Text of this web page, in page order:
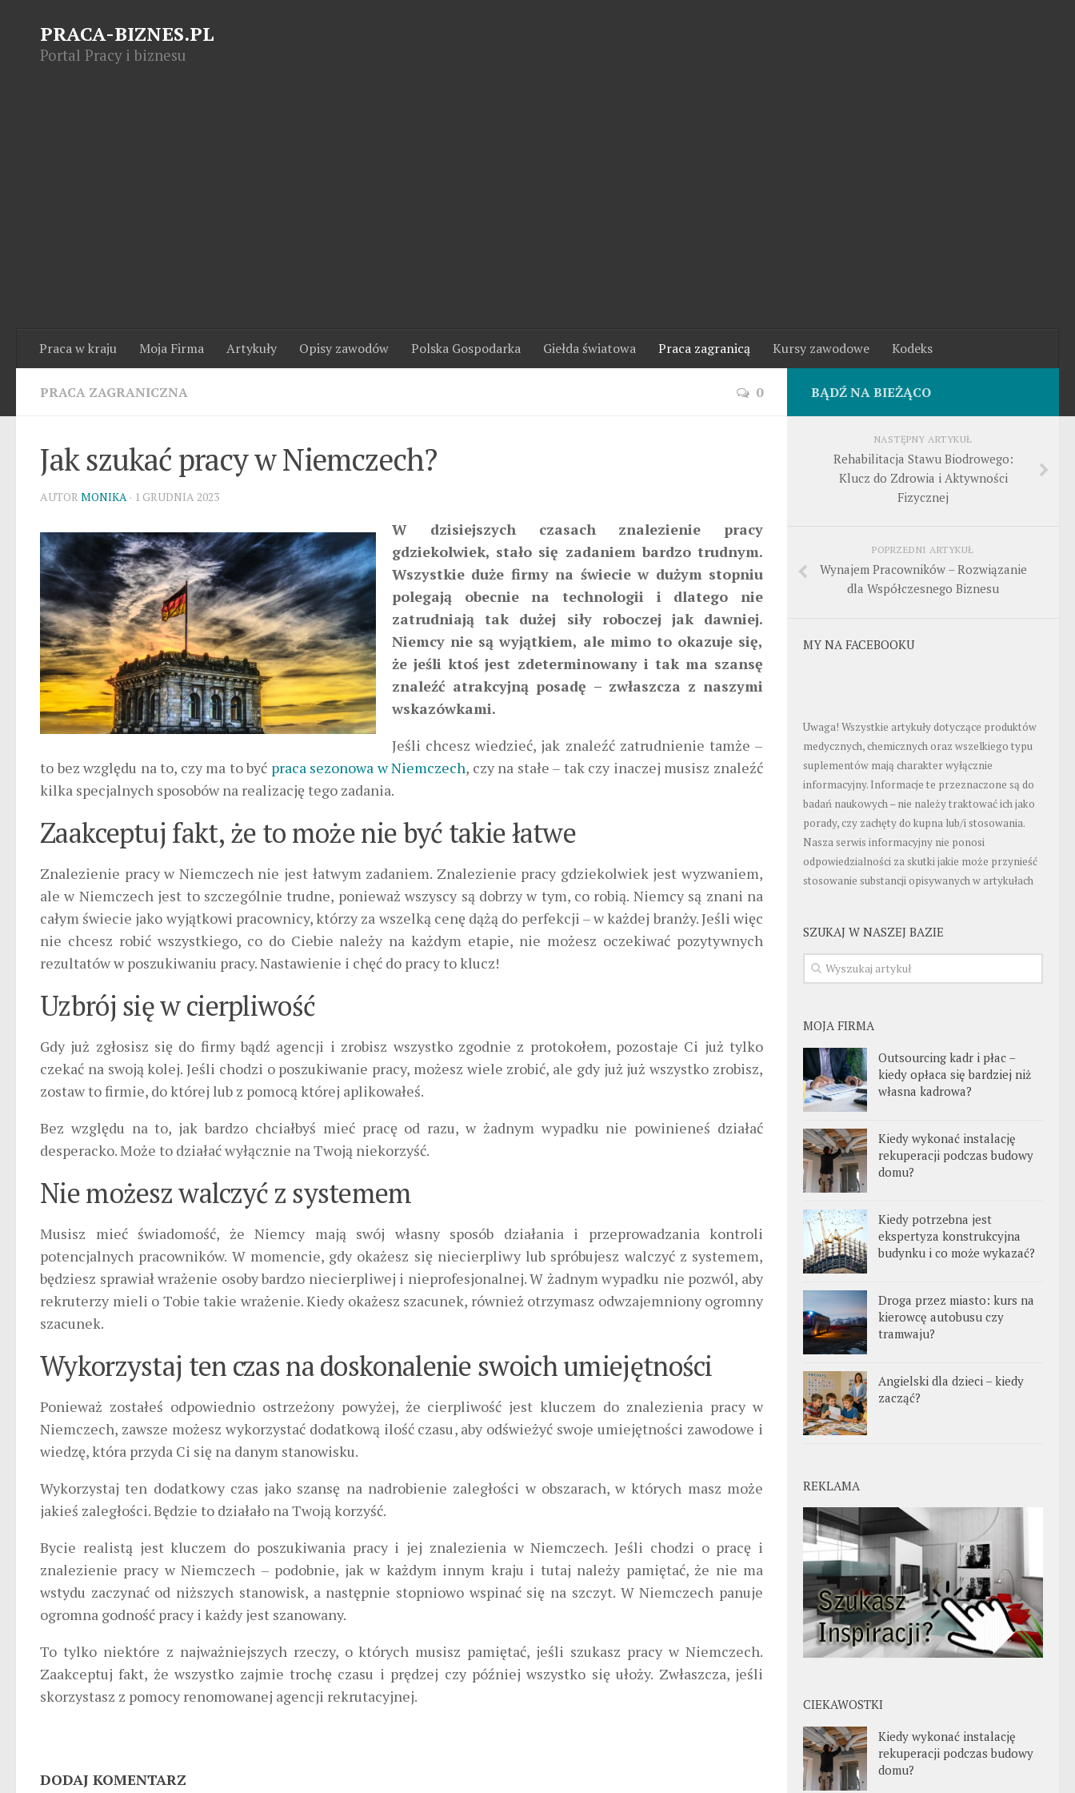
PRACA-BIZNES.PL
Portal Pracy i biznesu
Praca w kraju Moja Firma Artykuły Opisy zawodów Polska Gospodarka Giełda światowa Praca zagranicą Kursy zawodowe Kodeks
PRACA ZAGRANICZNA 0
Jak szukać pracy w Niemczech?
AUTOR MONIKA · 1 GRUDNIA 2023
W dzisiejszych czasach znalezienie pracy
gdziekolwiek, stało się zadaniem bardzo trudnym.
Wszystkie duże firmy na świecie w dużym stopniu
polegają obecnie na technologii i dlatego nie
zatrudniają tak dużej siły roboczej jak dawniej.
Niemcy nie są wyjątkiem, ale mimo to okazuje się,
że jeśli ktoś jest zdeterminowany i tak ma szansę
znaleźć atrakcyjną posadę – zwłaszcza z naszymi
wskazówkami.
Jeśli chcesz wiedzieć, jak znaleźć zatrudnienie tamże –
to bez względu na to, czy ma to być praca sezonowa w Niemczech, czy na stałe – tak czy inaczej musisz znaleźć
kilka specjalnych sposobów na realizację tego zadania.
Zaakceptuj fakt, że to może nie być takie łatwe
Znalezienie pracy w Niemczech nie jest łatwym zadaniem. Znalezienie pracy gdziekolwiek jest wyzwaniem,
ale w Niemczech jest to szczególnie trudne, ponieważ wszyscy są dobrzy w tym, co robią. Niemcy są znani na
całym świecie jako wyjątkowi pracownicy, którzy za wszelką cenę dążą do perfekcji – w każdej branży. Jeśli więc
nie chcesz robić wszystkiego, co do Ciebie należy na każdym etapie, nie możesz oczekiwać pozytywnych
rezultatów w poszukiwaniu pracy. Nastawienie i chęć do pracy to klucz!
Uzbrój się w cierpliwość
Gdy już zgłosisz się do firmy bądź agencji i zrobisz wszystko zgodnie z protokołem, pozostaje Ci już tylko
czekać na swoją kolej. Jeśli chodzi o poszukiwanie pracy, możesz wiele zrobić, ale gdy już już wszystko zrobisz,
zostaw to firmie, do której lub z pomocą której aplikowałeś.
Bez względu na to, jak bardzo chciałbyś mieć pracę od razu, w żadnym wypadku nie powinieneś działać
desperacko. Może to działać wyłącznie na Twoją niekorzyść.
Nie możesz walczyć z systemem
Musisz mieć świadomość, że Niemcy mają swój własny sposób działania i przeprowadzania kontroli
potencjalnych pracowników. W momencie, gdy okażesz się niecierpliwy lub spróbujesz walczyć z systemem,
będziesz sprawiał wrażenie osoby bardzo niecierpliwej i nieprofesjonalnej. W żadnym wypadku nie pozwól, aby
rekruterzy mieli o Tobie takie wrażenie. Kiedy okażesz szacunek, również otrzymasz odwzajemniony ogromny
szacunek.
Wykorzystaj ten czas na doskonalenie swoich umiejętności
Ponieważ zostałeś odpowiednio ostrzeżony powyżej, że cierpliwość jest kluczem do znalezienia pracy w
Niemczech, zawsze możesz wykorzystać dodatkową ilość czasu, aby odświeżyć swoje umiejętności zawodowe i
wiedzę, która przyda Ci się na danym stanowisku.
Wykorzystaj ten dodatkowy czas jako szansę na nadrobienie zaległości w obszarach, w których masz może
jakieś zaległości. Będzie to działało na Twoją korzyść.
Bycie realistą jest kluczem do poszukiwania pracy i jej znalezienia w Niemczech. Jeśli chodzi o pracę i
znalezienie pracy w Niemczech – podobnie, jak w każdym innym kraju i tutaj należy pamiętać, że nie ma
wstydu zaczynać od niższych stanowisk, a następnie stopniowo wspinać się na szczyt. W Niemczech panuje
ogromna godność pracy i każdy jest szanowany.
To tylko niektóre z najważniejszych rzeczy, o których musisz pamiętać, jeśli szukasz pracy w Niemczech.
Zaakceptuj fakt, że wszystko zajmie trochę czasu i prędzej czy później wszystko się ułoży. Zwłaszcza, jeśli
skorzystasz z pomocy renomowanej agencji rekrutacyjnej.
DODAJ KOMENTARZ
BĄDŹ NA BIEŻĄCO
NASTĘPNY ARTYKUŁ
Rehabilitacja Stawu Biodrowego:
Klucz do Zdrowia i Aktywności
Fizycznej
POPRZEDNI ARTYKUŁ
Wynajem Pracowników – Rozwiązanie
dla Współczesnego Biznesu
MY NA FACEBOOKU
Uwaga! Wszystkie artykuły dotyczące produktów
medycznych, chemicznych oraz wszelkiego typu
suplementów mają charakter wyłącznie
informacyjny. Informacje te przeznaczone są do
badań naukowych – nie należy traktować ich jako
porady, czy zachęty do kupna lub/i stosowania.
Nasza serwis informacyjny nie ponosi
odpowiedzialności za skutki jakie może przynieść
stosowanie substancji opisywanych w artykułach
SZUKAJ W NASZEJ BAZIE
MOJA FIRMA
Outsourcing kadr i płac –
kiedy opłaca się bardziej niż
własna kadrowa?
Kiedy wykonać instalację
rekuperacji podczas budowy
domu?
Kiedy potrzebna jest
ekspertyza konstrukcyjna
budynku i co może wykazać?
Droga przez miasto: kurs na
kierowcę autobusu czy
tramwaju?
Angielski dla dzieci – kiedy
zacząć?
REKLAMA
CIEKAWOSTKI
Kiedy wykonać instalację
rekuperacji podczas budowy
domu?